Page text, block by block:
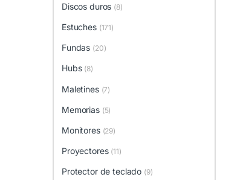
Discos duros (8)
Estuches (171)
Fundas (20)
Hubs (8)
Maletines (7)
Memorias (5)
Monitores (29)
Proyectores (11)
Protector de teclado (9)